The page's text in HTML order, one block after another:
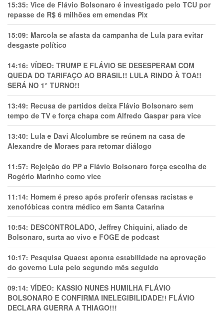
15:35: Vice de Flávio Bolsonaro é investigado pelo TCU por
repasse de R$ 6 milhões em emendas Pix
15:09: Marcola se afasta da campanha de Lula para evitar
desgaste político
14:16: VÍDEO: TRUMP E FLÁVIO SE DESESPERAM COM
QUEDA DO TARIFAÇO AO BRASIL!! LULA RINDO À TOA!!
SERÁ NO 1° TURNO!!
13:49: Recusa de partidos deixa Flávio Bolsonaro sem
tempo de TV e força chapa com Alfredo Gaspar para vice
13:40: Lula e Davi Alcolumbre se reúnem na casa de
Alexandre de Moraes para retomar diálogo
11:57: Rejeição do PP a Flávio Bolsonaro força escolha de
Rogério Marinho como vice
11:14: Homem é preso após proferir ofensas racistas e
xenofóbicas contra médico em Santa Catarina
10:54: DESCONTROLADO, Jeffrey Chiquini, aliado de
Bolsonaro, surta ao vivo e FOGE de podcast
10:17: Pesquisa Quaest aponta estabilidade na aprovação
do governo Lula pelo segundo mês seguido
09:14: VÍDEO: KASSIO NUNES HUMlLHA FLÁVIO
BOLSONARO E CONFIRMA INELEGIBILIDADE!! FLÁVIO
DECLARA GUERRA A THIAGO!!!